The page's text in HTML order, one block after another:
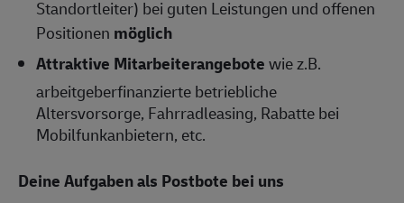
Standortleiter) bei guten Leistungen und offenen
Positionen möglich
Attraktive Mitarbeiterangebotewie z.B.
arbeitgeberfinanzierte betriebliche
Altersvorsorge, Fahrradleasing, Rabatte bei
Mobilfunkanbietern, etc.
Deine Aufgaben als Postbote bei uns